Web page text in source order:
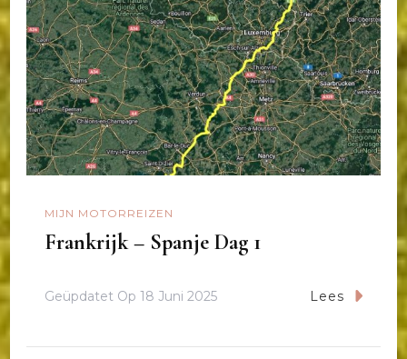
MIJN MOTORREIZEN
Frankrijk – Spanje Dag 1
Geüpdatet Op 18 Juni 2025 Lees